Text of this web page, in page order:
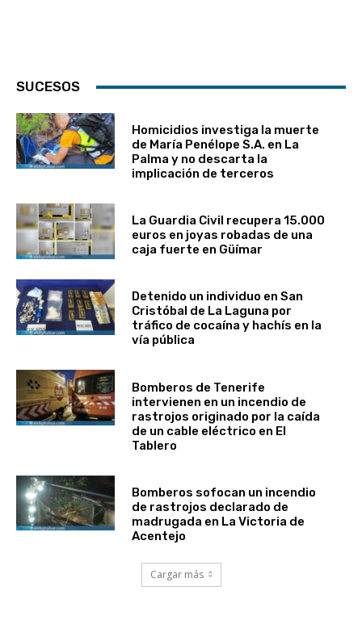
SUCESOS
Homicidios investiga la muerte
de María Penélope S.A. en La
Palma y no descarta la
implicación de terceros
La Guardia Civil recupera 15.000
euros en joyas robadas de una
caja fuerte en Güímar
Detenido un individuo en San
Cristóbal de La Laguna por
tráfico de cocaína y hachís en la
vía pública
Bomberos de Tenerife
intervienen en un incendio de
rastrojos originado por la caída
de un cable eléctrico en El
Tablero
Bomberos sofocan un incendio
de rastrojos declarado de
madrugada en La Victoria de
Acentejo
Cargar más